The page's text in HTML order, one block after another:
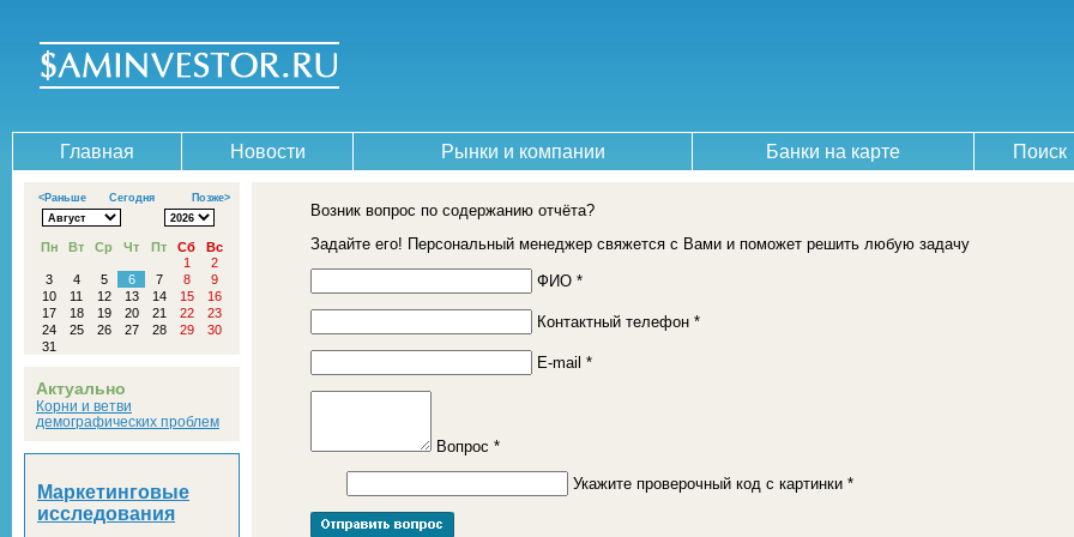
Главная Новости Рынки и компании Банки на карте Поиск
<Раньше Сегодня Позже>
Пн Вт Ср Чт Пт Сб
Вс
1
2
3
4 5 6 7 8
9
10
11 12 13 14 15
16
17
18 19 20 21 22
23
24
25 26 27 28 29
30
31
Актуально
Корни и ветви
демографических проблем
Маркетинговые
исследования
Возник вопрос по содержанию отчёта?
Задайте его! Персональный менеджер свяжется с Вами и поможет решить любую задачу
ФИО *
Контактный телефон *
E-mail *
Вопрос *
Укажите проверочный код с картинки *